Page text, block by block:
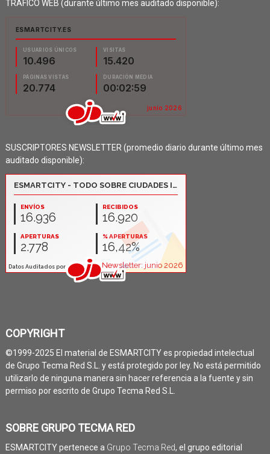
TRÁFICO WEB (durante último mes auditado disponible):
SUSCRIPTORES NEWSLETTER (promedio diario durante último mes
auditado disponible):
COPYRIGHT
©1999-2025 El material de ESMARTCITY es propiedad intelectual
de Grupo Tecma Red S.L. y está protegido por ley. No está permitido
utilizarlo de ninguna manera sin hacer referencia a la fuente y sin
permiso por escrito de Grupo Tecma Red S.L.
SOBRE GRUPO TECMA RED
ESMARTCITY pertenece a Grupo Tecma Red, el grupo editorial